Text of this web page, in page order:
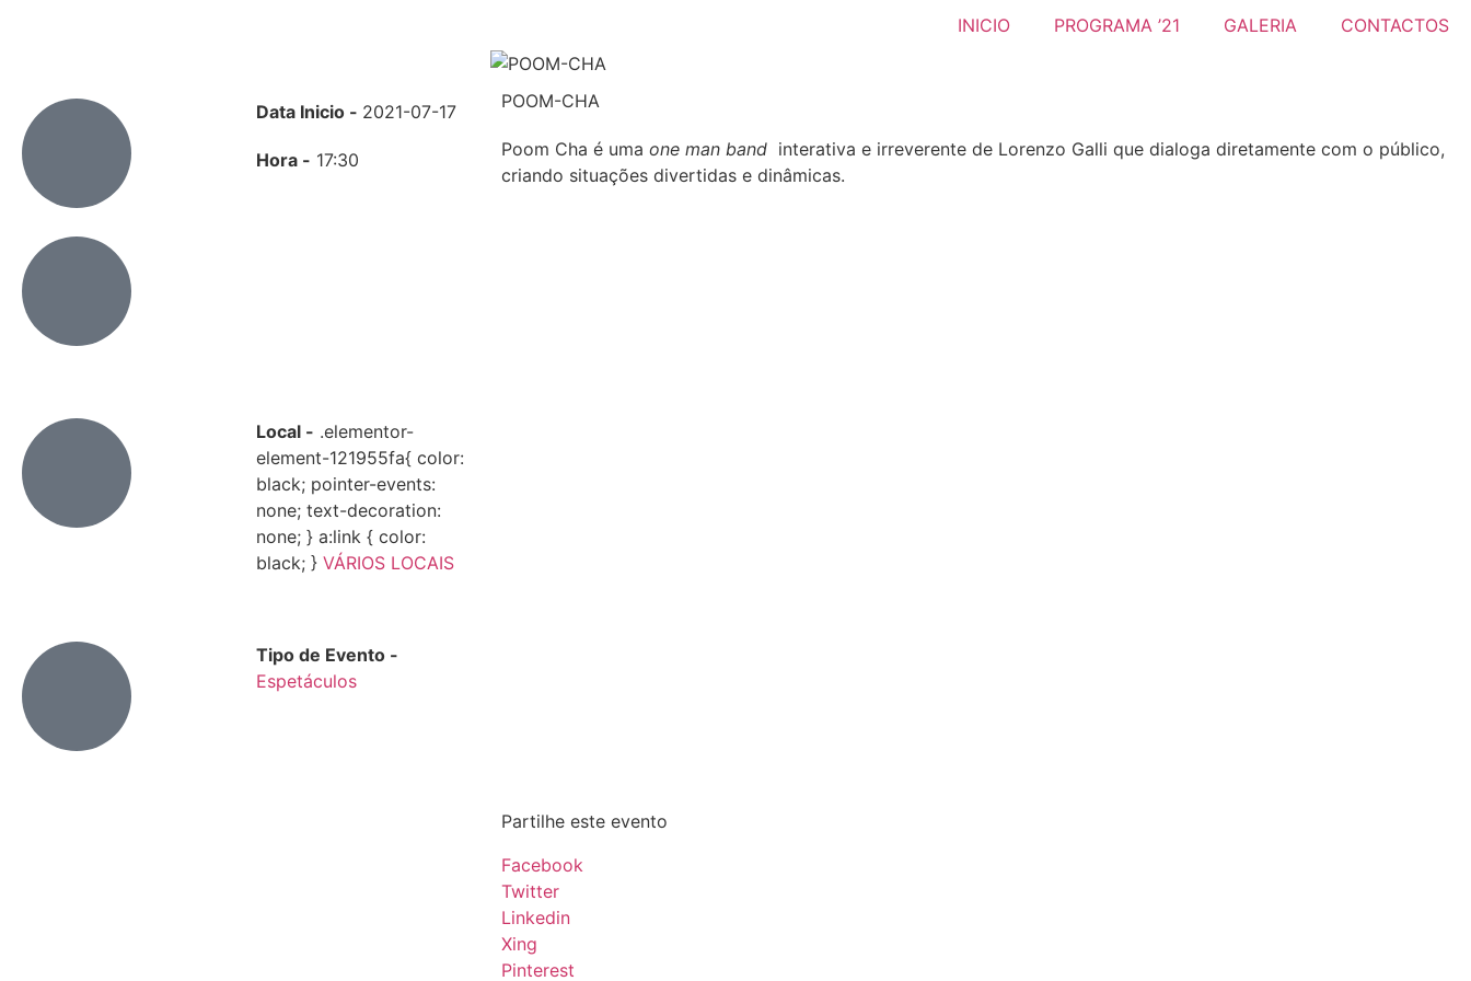
INICIO PROGRAMA ’21 GALERIA CONTACTOS
Data Inicio - 2021-07-17
Hora - 17:30
Local - .elementor-
element-121955fa{ color:
black; pointer-events:
none; text-decoration:
none; } a:link { color:
black; } VÁRIOS LOCAIS
Tipo de Evento -
Espetáculos
POOM-CHA
Poom Cha é uma one man bandinterativa e irreverente de Lorenzo Galli que dialoga diretamente com o público,
criando situações divertidas e dinâmicas.
Partilhe este evento
Facebook
Twitter
Linkedin
Xing
Pinterest